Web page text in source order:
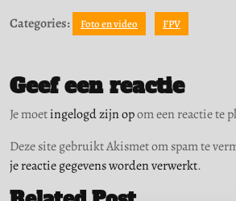
Categories:
Foto en video FPV
Geef een reactie
Je moetingelogd zijn opom een reactie te
Deze site gebruikt Akismet om spam te
je reactie gegevens worden verwerkt.